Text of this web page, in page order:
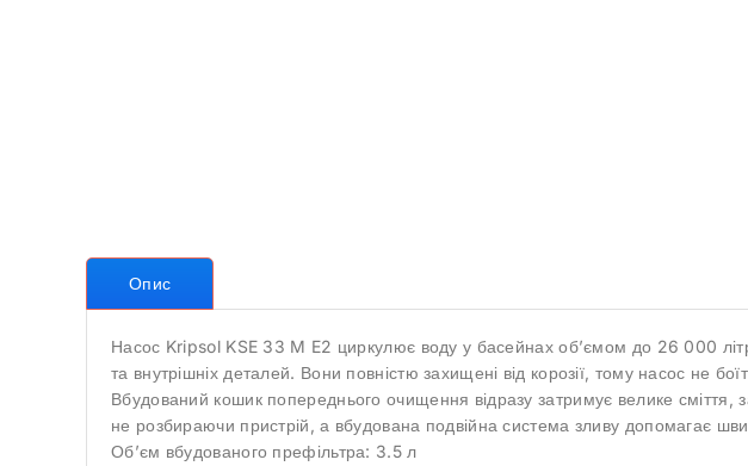
Опис
Насос Kripsol KSE 33 M E2 циркулює воду у басейнах об’ємом до 26 000
та внутрішніх деталей. Вони повністю захищені від корозії, тому насос не
Вбудований кошик попереднього очищення відразу затримує велике сміття,
не розбираючи пристрій, а вбудована подвійна система зливу допомагає
Об’єм вбудованого префільтра: 3.5 л